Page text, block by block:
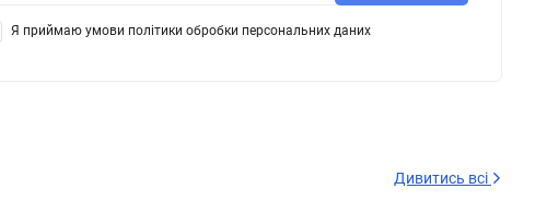
Я приймаю умови політики обробки персональних даних
Дивитись всі